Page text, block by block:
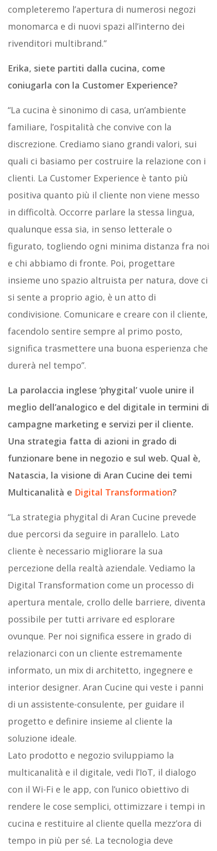
completeremo l’apertura di numerosi negozi
monomarca e di nuovi spazi all’interno dei
rivenditori multibrand.”
Erika, siete partiti dalla cucina, come
coniugarla con la Customer Experience?
“La cucina è sinonimo di casa, un’ambiente
familiare, l’ospitalità che convive con la
discrezione. Crediamo siano grandi valori, sui
quali ci basiamo per costruire la relazione con i
clienti. La Customer Experience è tanto più
positiva quanto più il cliente non viene messo
in difficoltà. Occorre parlare la stessa lingua,
qualunque essa sia, in senso letterale o
figurato, togliendo ogni minima distanza fra noi
e chi abbiamo di fronte. Poi, progettare
insieme uno spazio altruista per natura, dove ci
si sente a proprio agio, è un atto di
condivisione. Comunicare e creare con il cliente,
facendolo sentire sempre al primo posto,
significa trasmettere una buona esperienza che
durerà nel tempo”.
La parolaccia inglese ‘phygital’ vuole unire il
meglio dell’analogico e del digitale in termini di
campagne marketing e servizi per il cliente.
Una strategia fatta di azioni in grado di
funzionare bene in negozio e sul web. Qual è,
Natascia, la visione di Aran Cucine dei temi
Multicanalità e Digital Transformation?
“La strategia phygital di Aran Cucine prevede
due percorsi da seguire in parallelo. Lato
cliente è necessario migliorare la sua
percezione della realtà aziendale. Vediamo la
Digital Transformation come un processo di
apertura mentale, crollo delle barriere, diventa
possibile per tutti arrivare ed esplorare
ovunque. Per noi significa essere in grado di
relazionarci con un cliente estremamente
informato, un mix di architetto, ingegnere e
interior designer. Aran Cucine qui veste i panni
di un assistente-consulente, per guidare il
progetto e definire insieme al cliente la
soluzione ideale.
Lato prodotto e negozio sviluppiamo la
multicanalità e il digitale, vedi l’IoT, il dialogo
con il Wi-Fi e le app, con l’unico obiettivo di
rendere le cose semplici, ottimizzare i tempi in
cucina e restituire al cliente quella mezz’ora di
tempo in più per sé. La tecnologia deve